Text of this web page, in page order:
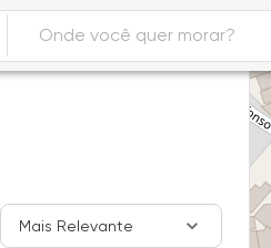
Mais Relevante